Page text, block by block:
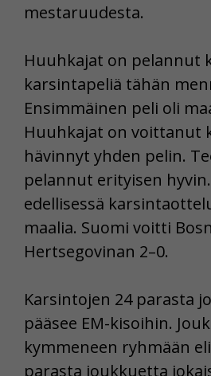
mestaruudesta.
Huuhkajat on pelannut
karsintapeliä tähän
Ensimmäinen peli oli
Huuhkajat on voittanut
hävinnyt yhden pelin.
pelannut erityisen
edellisessä
maalia. Suomi voitti
Hertsegovinan 2–0.
Karsintojen 24 parasta
pääsee EM-kisoihin.
kymmeneen ryhmään
parasta joukkuetta